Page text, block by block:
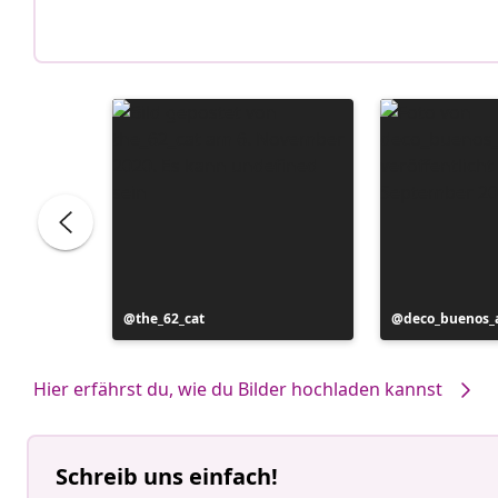
Beitrag
veröffentlicht
the_62_cat
Beitrag
veröffentlicht
Hier erfährst du, wie du Bilder hochladen kannst
Schreib uns einfach!